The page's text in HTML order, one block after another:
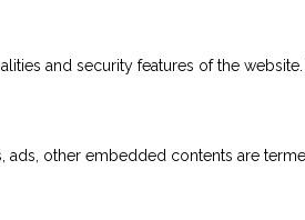
and security features of the
other embedded contents are